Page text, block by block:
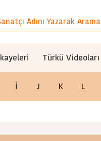
Türkü Videoları
İ J K L